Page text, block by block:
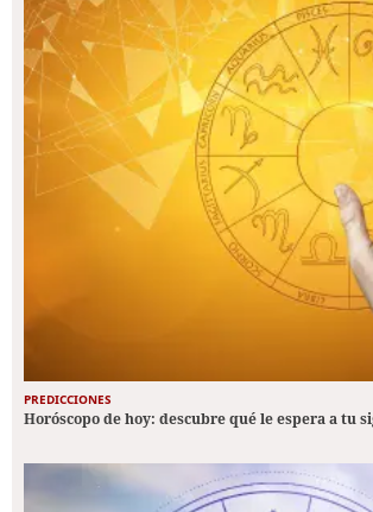
PREDICCIONES
Horóscopo de hoy: descubre qué le espera a tu